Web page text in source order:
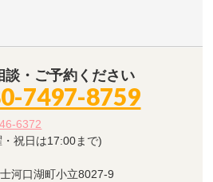
談・ご予約ください
7497-8759
6372
祝日は17:00まで)
河口湖町小立8027-9